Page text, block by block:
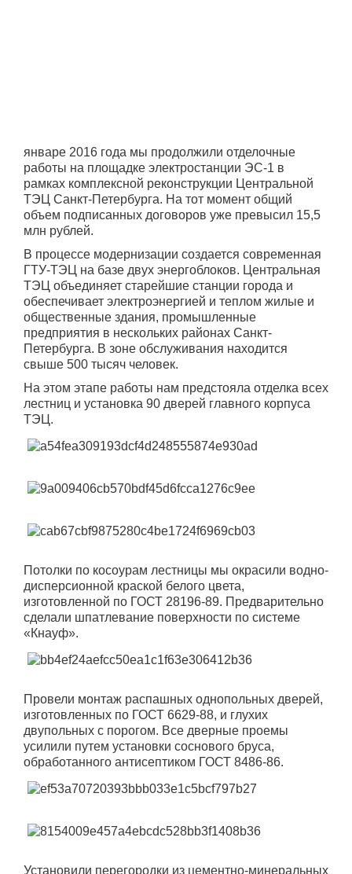
январе 2016 года мы продолжили отделочные
работы на площадке электростанции ЭС-1 в
рамках комплексной реконструкции Центральной
ТЭЦ Санкт-Петербурга. На тот момент общий
объем подписанных договоров уже превысил 15,5
млн рублей.
В процессе модернизации создается современная
ГТУ-ТЭЦ на базе двух энергоблоков. Центральная
ТЭЦ объединяет старейшие станции города и
обеспечивает электроэнергией и теплом жилые и
общественные здания, промышленные
предприятия в нескольких районах Санкт-
Петербурга. В зоне обслуживания находится
свыше 500 тысяч человек.
На этом этапе работы нам предстояла отделка всех
лестниц и установка 90 дверей главного корпуса
ТЭЦ.
Потолки по косоурам лестницы мы окрасили водно-
дисперсионной краской белого цвета,
изготовленной по ГОСТ 28196-89. Предварительно
сделали шпатлевание поверхности по системе
«Кнауф».
Провели монтаж распашных однопольных дверей,
изготовленных по ГОСТ 6629-88, и глухих
двупольных с порогом. Все дверные проемы
усилили путем установки соснового бруса,
обработанного антисептиком ГОСТ 8486-86.
Установили перегородки из цементно-минеральных